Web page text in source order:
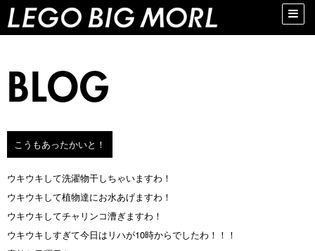
Toggle
こうもあったかいと！
ウキウキして洗濯物干しちゃいますわ！
ウキウキして植物達にお水あげますわ！
ウキウキしてチャリンコ漕ぎますわ！
ウキウキしすぎて今日はリハが10時からでしたわ！！！